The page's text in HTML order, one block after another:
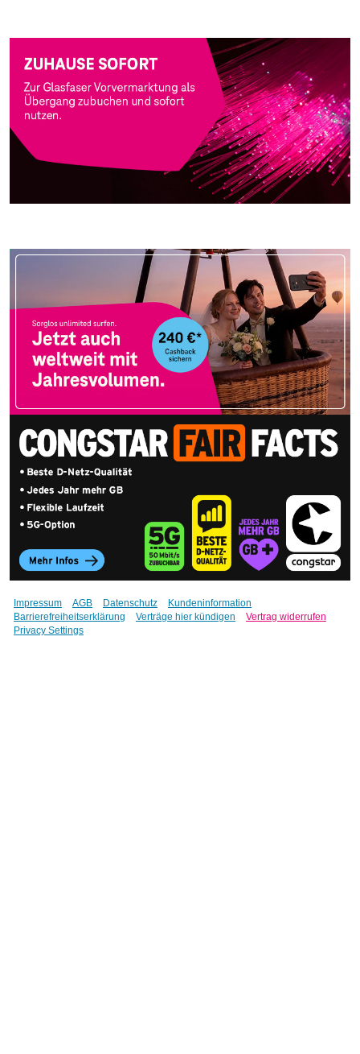
Impressum AGB Datenschutz
Kundeninformation
Barrierefreiheitserklärung
Verträge hier kündigen
Vertrag widerrufen
Privacy Settings